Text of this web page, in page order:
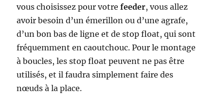
vous choisissez pour votrefeeder, vous allez
avoir besoin d’un émerillon ou d’une agrafe,
d’un bon bas de ligne et de stop float, qui sont
fréquemment en caoutchouc. Pour le montage
à boucles, les stop float peuvent ne pas être
utilisés, et il faudra simplement faire des
nœuds à la place.